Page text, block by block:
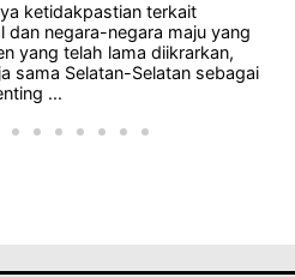
ketidakpastian terkait
dan negara-negara maju yang
yang telah lama diikrarkan,
sama Selatan-Selatan sebagai
...